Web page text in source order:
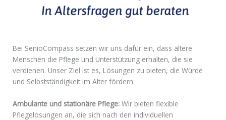
Bei SenioCompass setzen wir uns dafür ein, dass ältere
Menschen die Pflege und Unterstützung erhalten, die sie
verdienen. Unser Ziel ist es, Lösungen zu bieten, die Würde
und Selbstständigkeit im Alter fördern.
Ambulante und stationäre Pflege: Wir bieten flexible
Pflegelösungen an, die sich nach den individuellen